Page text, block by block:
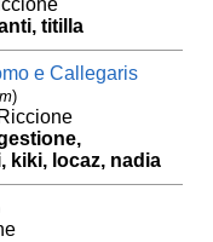
titilla
e Callegaris
)
kiki, locaz, nadia